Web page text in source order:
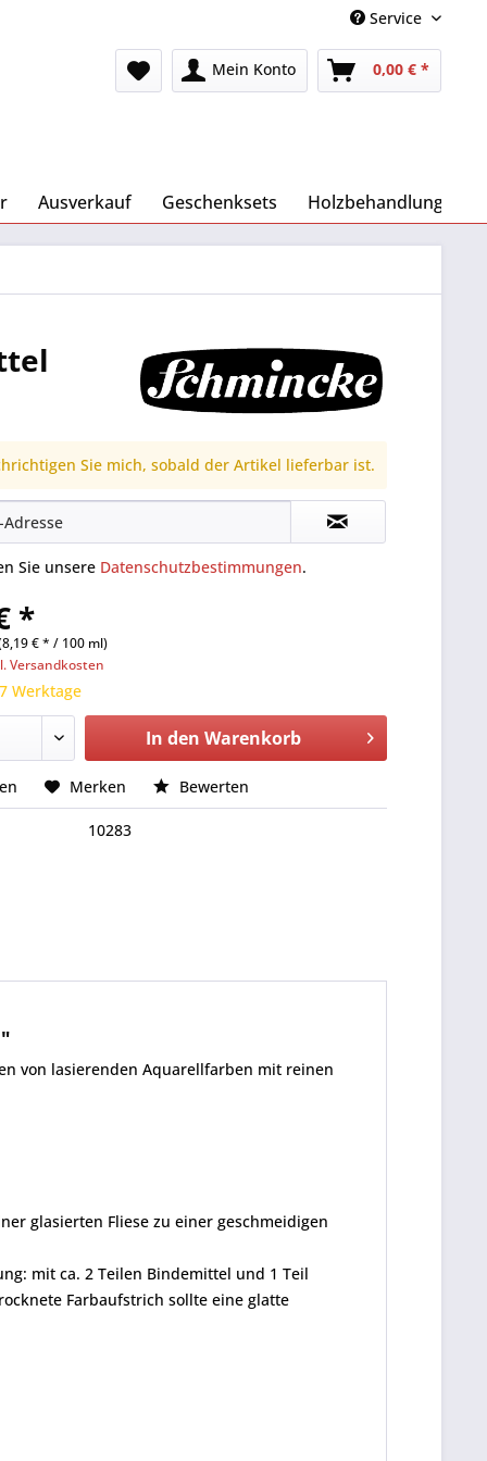
Service
Mein Konto 0,00 € *
Ausverkauf Geschenksets Holzbehandlung
Sie mich, sobald der Artikel lieferbar ist.
Sie unsere Datenschutzbestimmungen.
*
€ * / 100 ml)
Versandkosten
Werktage
In den Warenkorb
Merken Bewerten
10283
von lasierenden Aquarellfarben mit reinen
glasierten Fliese zu einer geschmeidigen
mit ca. 2 Teilen Bindemittel und 1 Teil
Farbaufstrich sollte eine glatte